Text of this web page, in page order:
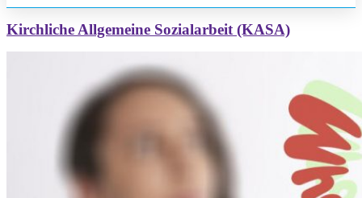
Kirchliche Allgemeine Sozialarbeit (KASA)